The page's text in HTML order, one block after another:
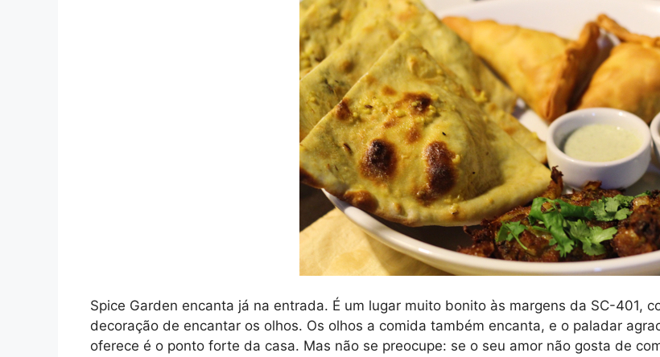
Spice Garden encanta já na entrada. É um lugar muito bonito às margens da SC-401,
decoração de encantar os olhos. Os olhos a comida também encanta, e o paladar
oferece é o ponto forte da casa. Mas não se preocupe: se o seu amor não gosta de